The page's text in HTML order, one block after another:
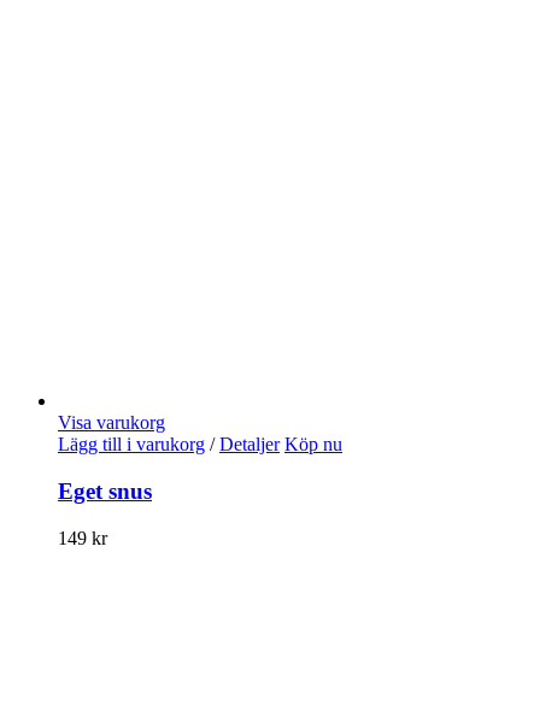
Visa varukorg
Lägg till i varukorg / Detaljer Köp nu
Eget snus
149 kr